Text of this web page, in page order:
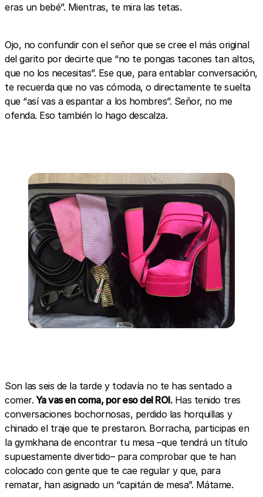
eras un bebé”. Mientras, te mira las tetas.
Ojo, no confundir con el señor que se cree el más original
del garito por decirte que “no te pongas tacones tan altos,
que no los necesitas”. Ese que, para entablar conversación,
te recuerda que no vas cómoda, o directamente te suelta
que “así vas a espantar a los hombres”. Señor, no me
ofenda. Eso también lo hago descalza.
Son las seis de la tarde y todavía no te has sentado a
comer. Ya vas en coma, por eso del ROI.Has tenido tres
conversaciones bochornosas, perdido las horquillas y
chinado el traje que te prestaron. Borracha, participas en
la gymkhana de encontrar tu mesa –que tendrá un título
supuestamente divertido– para comprobar que te han
colocado con gente que te cae regular y que, para
rematar, han asignado un “capitán de mesa”. Mátame.